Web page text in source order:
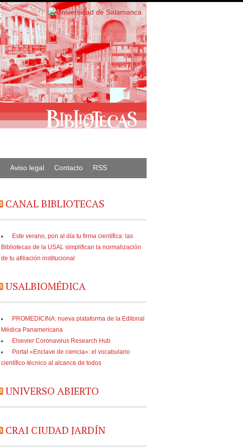
Aviso legal Contacto RSS
CANAL BIBLIOTECAS
Este verano, pon al día tu firma científica: las
Bibliotecas de la USAL simplifican la normalización
de tu afiliación institucional
USALBIOMÉDICA
PROMEDICINA: nueva plataforma de la Editorial
Médica Panamericana
Elsevier Coronavirus Research Hub
Portal «Enclave de ciencia»: el vocabulario
científico-técnico al alcance de todos
UNIVERSO ABIERTO
CRAI CIUDAD JARDÍN